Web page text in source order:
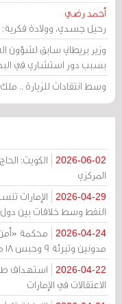
أحمد رضي
رحيل جسدي، وولادة فكرية:
وزير بريطاني سابق لشؤون
بسبب دور استشاري في
وسط انتقادات للزيارة ..
2026-06-02
الكويت:
المركزي
2026-04-29
الإمارات
النفط وسط خلافات بين دول
2026-04-24
مدونين وتبرئة 9 وحبس 18 متهماً بالتعاطف مع إيران
2026-04-22
استهداف
الاعتقالات في الإمارات